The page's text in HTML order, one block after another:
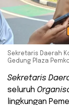
Sekretaris Daerah
Gedung Plaza
Sekretaris
seluruh
lingkungan